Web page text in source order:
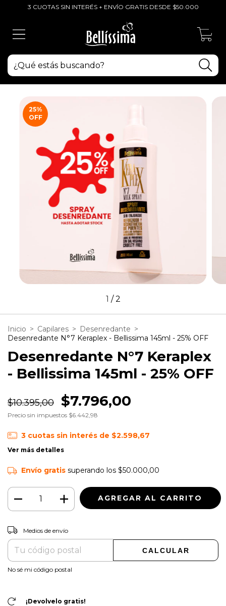
3 CUOTAS SIN INTERÉS + ENVÍO GRATIS DESDE $50.000
25%
OFF
1 /2
Inicio > Capilares > Desenredante >
Desenredante N°7 Keraplex - Bellissima 145ml - 25% OFF
Desenredante N°7 Keraplex
- Bellissima 145ml - 25% OFF
$10.395,00 $7.796,00
Precio sin impuestos $6.442,98
3 cuotas sin interés de $2.598,67
Ver más detalles
Envío gratis superando los $50.000,00
Entregas para el CP:
Medios de envío
CALCULAR
No sé mi código postal
¡Devolvelo gratis!